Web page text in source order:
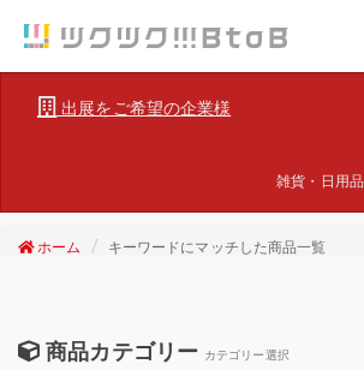
出展をご希望の企業様
雑貨・日用品
ホーム キーワードにマッチした商品一覧
商品カテゴリー カテゴリー選択